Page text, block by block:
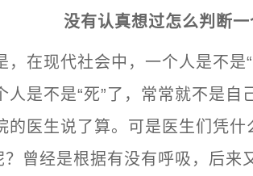
没有认真想过怎么判断一
，在现代社会中，一个人是不是
人是不是“死”了，常常就不是
的医生说了算。可是医生们凭
？曾经是根据有没有呼吸，后来